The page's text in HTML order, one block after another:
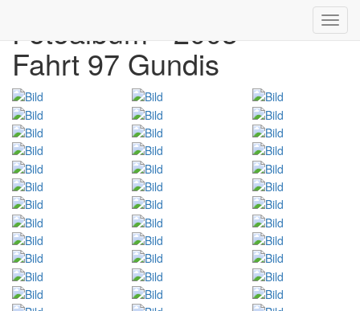
Fotoalbum - 2003
Fahrt 97 Gundis